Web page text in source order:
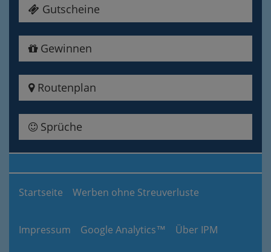
Gutscheine
Gewinnen
Routenplan
Sprüche
Startseite Werben ohne Streuverluste
Impressum Google Analytics™ Über IPM